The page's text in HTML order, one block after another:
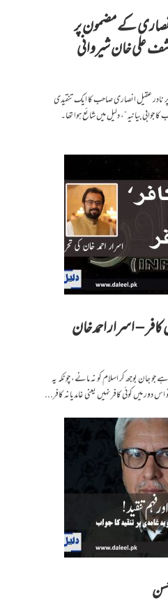
کے مضمون پر
علی خان شیروانی
نادر عقیل انصاری صاحب کا ایک تنقیدی
بیانیہ“، دلیل میں شائع ہوا تھا۔
کافر – اسرار احمد خان
بوجھ کر اسلام کو نہ مانے، چونکہ یہ
میں کوئی کافر نہیں یعنی غامدیانہ کافر...